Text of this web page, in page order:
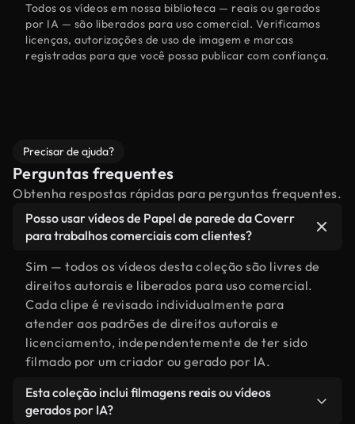
Todos os vídeos em nossa biblioteca — reais ou gerados
por IA — são liberados para uso comercial. Verificamos
licenças, autorizações de uso de imagem e marcas
registradas para que você possa publicar com confiança.
Precisar de ajuda?
Perguntas frequentes
Obtenha respostas rápidas para perguntas frequentes.
Posso usar vídeos de Papel de parede da Coverr
para trabalhos comerciais com clientes?
Sim — todos os vídeos desta coleção são livres de
direitos autorais e liberados para uso comercial.
Cada clipe é revisado individualmente para
atender aos padrões de direitos autorais e
licenciamento, independentemente de ter sido
filmado por um criador ou gerado por IA.
Esta coleção inclui filmagens reais ou vídeos
gerados por IA?